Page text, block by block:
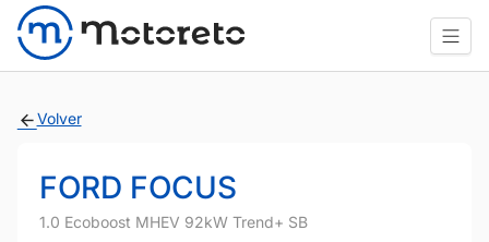
Volver
FORD FOCUS
1.0 Ecoboost MHEV 92kW Trend+ SB